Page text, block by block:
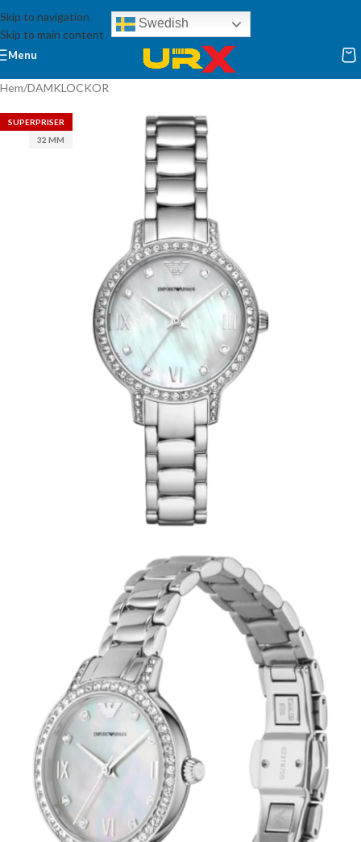
Skip to navigation
Skip to main content
Swedish
Menu
Hem/DAMKLOCKOR
SUPERPRISER
32 MM